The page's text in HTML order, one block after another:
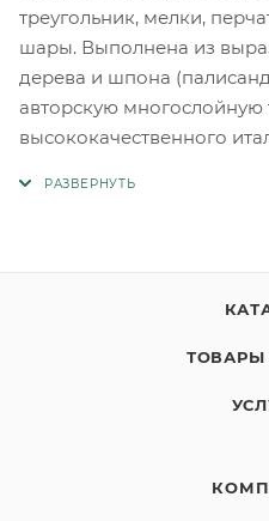
треугольник, мелки,
шары. Выполнена из
дерева и шпона
авторскую многослойную
высококачественного
ТОВАРЫ